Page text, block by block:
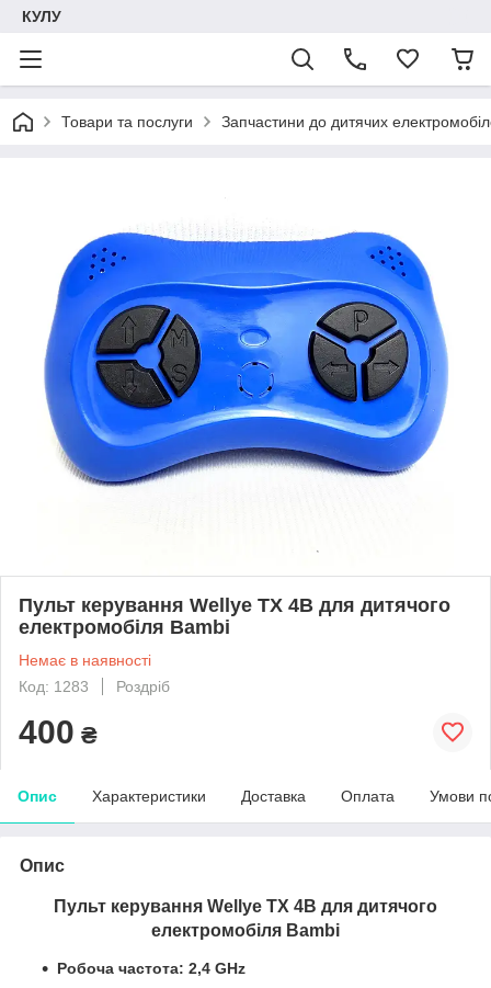
КУЛУ
Товари та послуги Запчастини до дитячих
Пульт керування Wellye TX 4B для дитячого
електромобіля Bambi
Немає в наявності
Код: 1283
Роздріб
400 ₴
Опис Характеристики Доставка Оплата Умови
Опис
Пульт керування Wellye TX 4B для дитячого
електромобіля Bambi
Робоча частота: 2,4 GHz